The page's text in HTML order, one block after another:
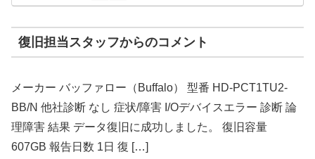
復旧担当スタッフからのコメント
メーカー バッファロー（Buffalo） 型番 HD-PCT1TU2-
BB/N 他社診断 なし 症状/障害 I/Oデバイスエラー 診断 論
理障害 結果 データ復旧に成功しました。 復旧容量
607GB 報告日数 1日 復 […]